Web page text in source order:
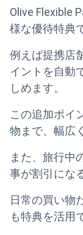
Olive Flexible
様な優待特典
例えば提携店
イントを自動
しめます。
この追加ポイ
物まで、幅広
また、旅行中
事が割引にな
日常の買い物
も特典を活用